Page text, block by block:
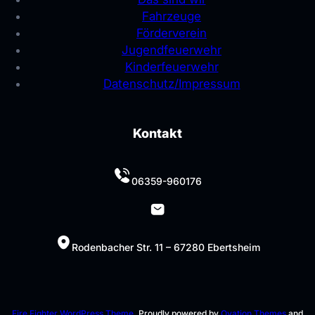
Fahrzeuge
Förderverein
Jugendfeuerwehr
Kinderfeuerwehr
Datenschutz/Impressum
Kontakt
06359-960176
Rodenbacher Str. 11 – 67280 Ebertsheim